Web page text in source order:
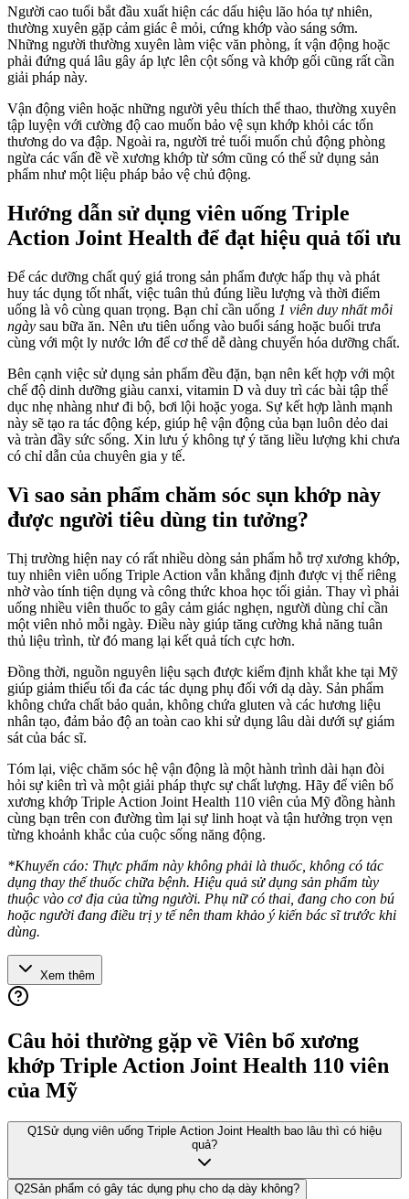
Người cao tuổi bắt đầu xuất hiện các dấu hiệu lão hóa tự nhiên,
thường xuyên gặp cảm giác ê mỏi, cứng khớp vào sáng sớm.
Những người thường xuyên làm việc văn phòng, ít vận động hoặc
phải đứng quá lâu gây áp lực lên cột sống và khớp gối cũng rất cần
giải pháp này.
Vận động viên hoặc những người yêu thích thể thao, thường xuyên
tập luyện với cường độ cao muốn bảo vệ sụn khớp khỏi các tổn
thương do va đập. Ngoài ra, người trẻ tuổi muốn chủ động phòng
ngừa các vấn đề về xương khớp từ sớm cũng có thể sử dụng sản
phẩm như một liệu pháp bảo vệ chủ động.
Hướng dẫn sử dụng viên uống Triple
Action Joint Health để đạt hiệu quả tối ưu
Để các dưỡng chất quý giá trong sản phẩm được hấp thụ và phát
huy tác dụng tốt nhất, việc tuân thủ đúng liều lượng và thời điểm
uống là vô cùng quan trọng. Bạn chỉ cần uống 1 viên duy nhất mỗi
ngày sau bữa ăn. Nên ưu tiên uống vào buổi sáng hoặc buổi trưa
cùng với một ly nước lớn để cơ thể dễ dàng chuyển hóa dưỡng chất.
Bên cạnh việc sử dụng sản phẩm đều đặn, bạn nên kết hợp với một
chế độ dinh dưỡng giàu canxi, vitamin D và duy trì các bài tập thể
dục nhẹ nhàng như đi bộ, bơi lội hoặc yoga. Sự kết hợp lành mạnh
này sẽ tạo ra tác động kép, giúp hệ vận động của bạn luôn dẻo dai
và tràn đầy sức sống. Xin lưu ý không tự ý tăng liều lượng khi chưa
có chỉ dẫn của chuyên gia y tế.
Vì sao sản phẩm chăm sóc sụn khớp này
được người tiêu dùng tin tưởng?
Thị trường hiện nay có rất nhiều dòng sản phẩm hỗ trợ xương khớp,
tuy nhiên viên uống Triple Action vẫn khẳng định được vị thế riêng
nhờ vào tính tiện dụng và công thức khoa học tối giản. Thay vì phải
uống nhiều viên thuốc to gây cảm giác nghẹn, người dùng chỉ cần
một viên nhỏ mỗi ngày. Điều này giúp tăng cường khả năng tuân
thủ liệu trình, từ đó mang lại kết quả tích cực hơn.
Đồng thời, nguồn nguyên liệu sạch được kiểm định khắt khe tại Mỹ
giúp giảm thiểu tối đa các tác dụng phụ đối với dạ dày. Sản phẩm
không chứa chất bảo quản, không chứa gluten và các hương liệu
nhân tạo, đảm bảo độ an toàn cao khi sử dụng lâu dài dưới sự giám
sát của bác sĩ.
Tóm lại, việc chăm sóc hệ vận động là một hành trình dài hạn đòi
hỏi sự kiên trì và một giải pháp thực sự chất lượng. Hãy để viên bổ
xương khớp Triple Action Joint Health 110 viên của Mỹ đồng hành
cùng bạn trên con đường tìm lại sự linh hoạt và tận hưởng trọn vẹn
từng khoảnh khắc của cuộc sống năng động.
*Khuyến cáo: Thực phẩm này không phải là thuốc, không có tác
dụng thay thế thuốc chữa bệnh. Hiệu quả sử dụng sản phẩm tùy
thuộc vào cơ địa của từng người. Phụ nữ có thai, đang cho con bú
hoặc người đang điều trị y tế nên tham khảo ý kiến bác sĩ trước khi
dùng.
Xem thêm
Câu hỏi thường gặp về Viên bổ xương
khớp Triple Action Joint Health 110 viên
của Mỹ
Q1 Sử dụng viên uống Triple Action Joint Health bao lâu thì có hiệu
quả?
Q2Sản phẩm có gây tác dụng phụ cho dạ dày không?